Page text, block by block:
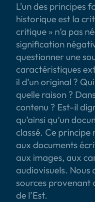
L’un des principes
historique est la
critique » n’a pas
signification
questionner une
caractéristiques
il d’un original ?
quelle raison ?
contenu ? Est-il
qu’ainsi qu’un
classé. Ce principe
aux documents
aux images, aux
audiovisuels. Nous
sources provenant
de l’Est.